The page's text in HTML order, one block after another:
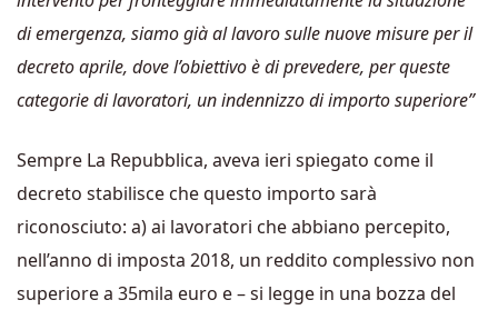
di emergenza, siamo già al lavoro sulle nuove misure per il
decreto aprile, dove l’obiettivo è di prevedere, per queste
categorie di lavoratori, un indennizzo di importo superiore”
Sempre La Repubblica, aveva ieri spiegato come il
decreto stabilisce che questo importo sarà
riconosciuto: a) ai lavoratori che abbiano percepito,
nell’anno di imposta 2018, un reddito complessivo non
superiore a 35mila euro e – si legge in una bozza del